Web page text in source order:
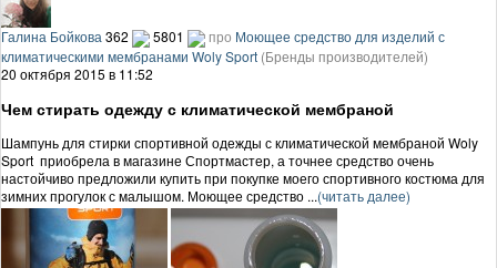
Галина Бойкова 362 5801 про Моющее средство для изделий с
климатическими мембранами Woly Sport (Бренды производителей)
20 октября 2015 в 11:52
Чем стирать одежду с климатической мембраной
Шампунь для стирки спортивной одежды с климатической мембраной Woly
Sport приобрела в магазине Спортмастер, а точнее средство очень
настойчиво предложили купить при покупке моего спортивного костюма для
зимних прогулок с малышом. Моющее средство ...(читать далее)